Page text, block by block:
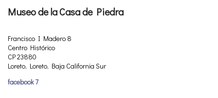
Museo de la Casa de Piedra
Francisco I Madero 8
Centro Histórico
CP 23880
Loreto, Loreto, Baja California Sur
facebook 7